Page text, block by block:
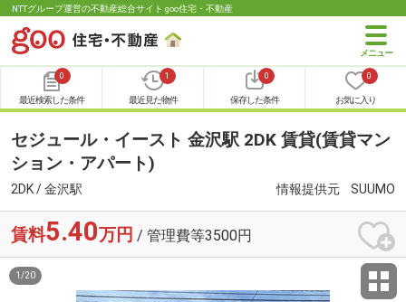
NTTグループ運営の不動産総合サイト goo住宅・不動産
0
最近検索した条件
1
最近見た物件
0
保存した条件
0
お気に入り
セジュール・イースト 金沢駅 2DK 賃貸(賃貸マン
ション・アパート)
2DK / 金沢駅 情報提供元 SUUMO
賃料5.40万円 / 管理費等3500円
1 /20